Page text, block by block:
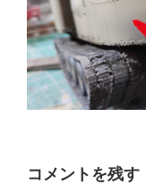
コメントを残す